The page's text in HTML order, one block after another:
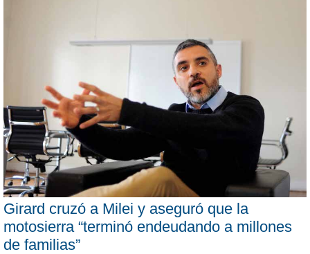
Girard cruzó a Milei y aseguró que la
motosierra “terminó endeudando a millones
de familias”